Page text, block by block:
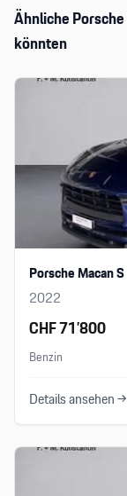
ÄhnlichePorsche
könnten
Porsche Macan S
2022
CHF 71’800
Benzin
Details ansehen →